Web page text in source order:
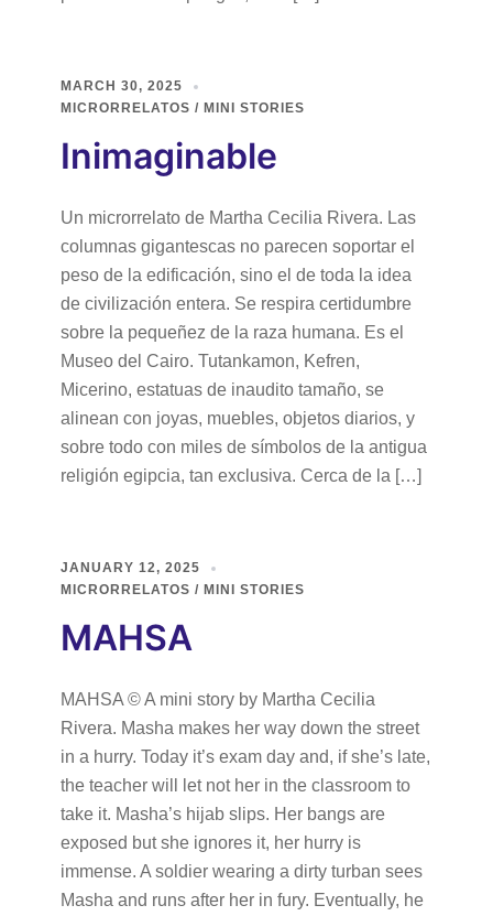
MARCH 30, 2025
MICRORRELATOS / MINI STORIES
Inimaginable
Un microrrelato de Martha Cecilia Rivera. Las
columnas gigantescas no parecen soportar el
peso de la edificación, sino el de toda la idea
de civilización entera. Se respira certidumbre
sobre la pequeñez de la raza humana. Es el
Museo del Cairo. Tutankamon, Kefren,
Micerino, estatuas de inaudito tamaño, se
alinean con joyas, muebles, objetos diarios, y
sobre todo con miles de símbolos de la antigua
religión egipcia, tan exclusiva. Cerca de la […]
JANUARY 12, 2025
MICRORRELATOS / MINI STORIES
MAHSA
MAHSA © A mini story by Martha Cecilia
Rivera. Masha makes her way down the street
in a hurry. Today it’s exam day and, if she’s late,
the teacher will let not her in the classroom to
take it. Masha’s hijab slips. Her bangs are
exposed but she ignores it, her hurry is
immense. A soldier wearing a dirty turban sees
Masha and runs after her in fury. Eventually, he